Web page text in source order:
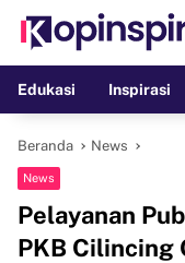
konten
Edukasi
Inspirasi
Beranda News
News
Pelayanan
PKB Cilincing